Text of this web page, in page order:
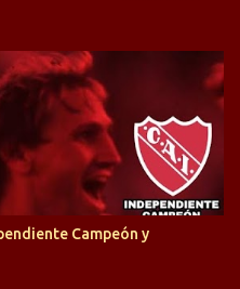
quien paso a
de pases y ha rendido de
sobre todo en la
lo mismo en cuanto al
Rojo. Pasando a jugadores que
el rojo, tenemos a la dupla
ambos explotaron
de Varela, donde, por
tenido en cuenta para el
Campeón y